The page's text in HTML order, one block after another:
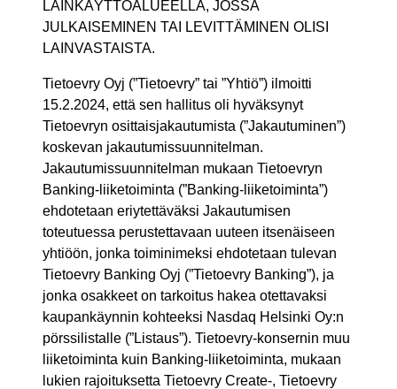
LAINKÄYTTÖALUEELLA, JOSSA
JULKAISEMINEN TAI LEVITTÄMINEN OLISI
LAINVASTAISTA.
Tietoevry Oyj (”Tietoevry” tai ”Yhtiö”) ilmoitti
15.2.2024, että sen hallitus oli hyväksynyt
Tietoevryn osittaisjakautumista (”Jakautuminen”)
koskevan jakautumissuunnitelman.
Jakautumissuunnitelman mukaan Tietoevryn
Banking-liiketoiminta (”Banking-liiketoiminta”)
ehdotetaan eriytettäväksi Jakautumisen
toteutuessa perustettavaan uuteen itsenäiseen
yhtiöön, jonka toiminimeksi ehdotetaan tulevan
Tietoevry Banking Oyj (”Tietoevry Banking”), ja
jonka osakkeet on tarkoitus hakea otettavaksi
kaupankäynnin kohteeksi Nasdaq Helsinki Oy:n
pörssilistalle (”Listaus”). Tietoevry-konsernin muu
liiketoiminta kuin Banking-liiketoiminta, mukaan
lukien rajoituksetta Tietoevry Create-, Tietoevry